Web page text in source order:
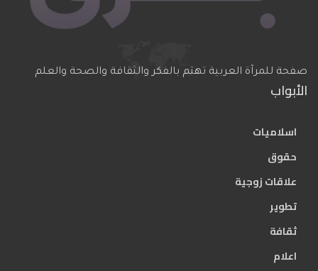
صفحة للمرآة العربية تهتم بالفكر والثقافة والصحة والعلم
الأبواب
اسلاميات
حقوق
علاقات زوجية
تطوير
ثقافة
اعلام